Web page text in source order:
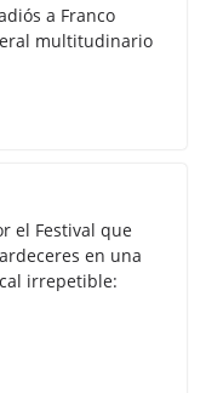
a Franco
multitudinario
el Festival que
en una
irrepetible: